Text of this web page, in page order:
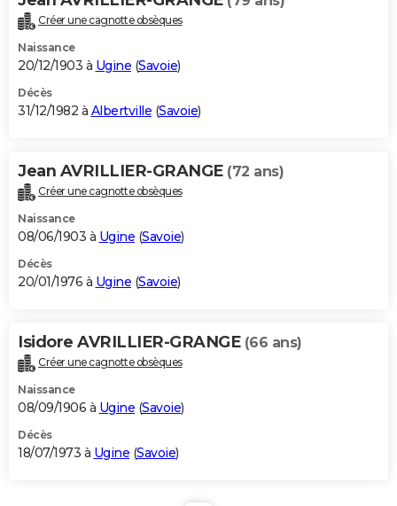
Créer une cagnotte obsèques
Naissance
20/12/1903 à Ugine (Savoie)
Décès
31/12/1982 à Albertville (Savoie)
Jean AVRILLIER-GRANGE (72 ans)
Créer une cagnotte obsèques
Naissance
08/06/1903 à Ugine (Savoie)
Décès
20/01/1976 à Ugine (Savoie)
Isidore AVRILLIER-GRANGE (66 ans)
Créer une cagnotte obsèques
Naissance
08/09/1906 à Ugine (Savoie)
Décès
18/07/1973 à Ugine (Savoie)